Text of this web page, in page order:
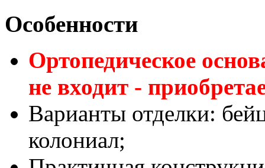
Особенности
Ортопедическое
не входит -
Варианты отделки:
колониал;